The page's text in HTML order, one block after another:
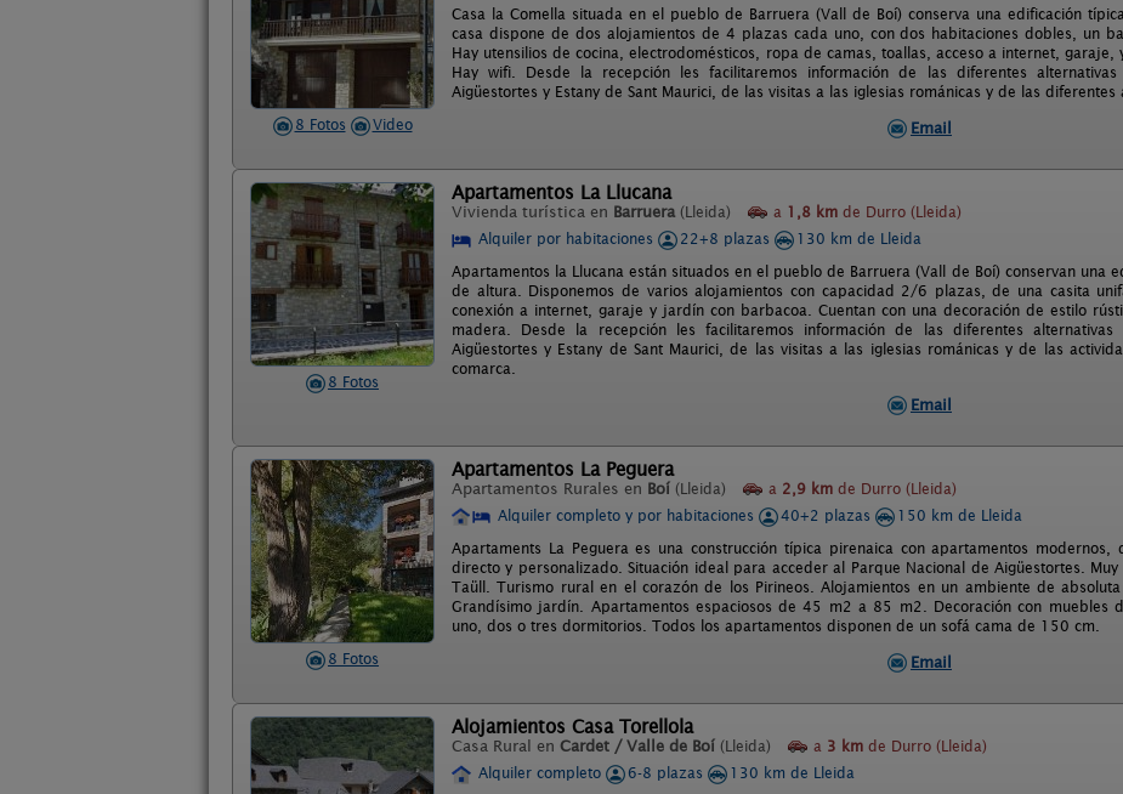
8 Fotos Video
Casa la Comella situada en el pueblo de Barruera (Vall de Boí) conserva una edificación
casa dispone de dos alojamientos de 4 plazas cada uno, con dos habitaciones dobles, un
Hay utensilios de cocina, electrodomésticos, ropa de camas, toallas, acceso a internet, garaje,
Hay wifi. Desde la recepción les facilitaremos información de las diferentes
Aigüestortes y Estany de Sant Maurici, de las visitas a las iglesias románicas y de las
Email
8 Fotos
Apartamentos La Llucana
Vivienda turística en Barruera (Lleida) a 1,8 km de Durro (Lleida)
Alquiler por habitaciones
22+8 plazas
130 km de Lleida
Apartamentos la Llucana están situados en el pueblo de Barruera (Vall de Boí) conservan una
de altura. Disponemos de varios alojamientos con capacidad 2/6 plazas, de una casita
conexión a internet, garaje y jardín con barbacoa. Cuentan con una decoración de estilo
madera. Desde la recepción les facilitaremos información de las diferentes
Aigüestortes y Estany de Sant Maurici, de las visitas a las iglesias románicas y de las
comarca.
Email
8 Fotos
Apartamentos La Peguera
Apartamentos Rurales en Boí (Lleida) a 2,9 km de Durro (Lleida)
Alquiler completo y por habitaciones
40+2 plazas
150 km de Lleida
Apartaments La Peguera es una construcción típica pirenaica con apartamentos
directo y personalizado. Situación ideal para acceder al Parque Nacional de Aigüestortes.
Taüll. Turismo rural en el corazón de los Pirineos. Alojamientos en un ambiente de
Grandísimo jardín. Apartamentos espaciosos de 45 m2 a 85 m2. Decoración con muebles
uno, dos o tres dormitorios. Todos los apartamentos disponen de un sofá cama de 150 cm.
Email
Alojamientos Casa Torellola
Casa Rural en Cardet / Valle de Boí (Lleida) a 3 km de Durro (Lleida)
Alquiler completo
6-8 plazas
130 km de Lleida